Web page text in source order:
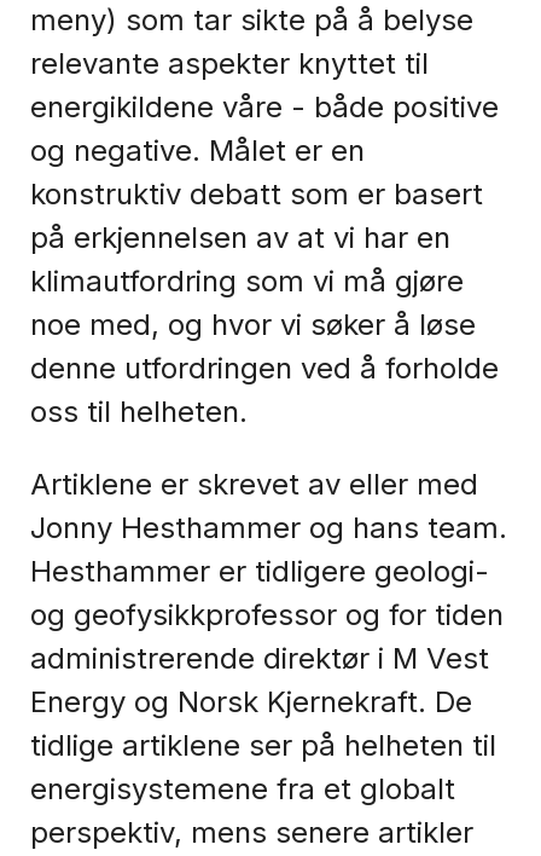
meny) som tar sikte på å belyse
relevante aspekter knyttet til
energikildene våre - både positive
og negative. Målet er en
konstruktiv debatt som er basert
på erkjennelsen av at vi har en
klimautfordring som vi må gjøre
noe med, og hvor vi søker å løse
denne utfordringen ved å forholde
oss til helheten.
Artiklene er skrevet av eller med
Jonny Hesthammer og hans team.
Hesthammer er tidligere geologi-
og geofysikkprofessor og for tiden
administrerende direktør i M Vest
Energy og Norsk Kjernekraft. De
tidlige artiklene ser på helheten til
energisystemene fra et globalt
perspektiv, mens senere artikler